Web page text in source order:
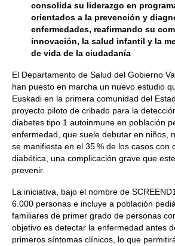
consolida su liderazgo en
orientados a la prevención y
enfermedades, reafirmando su
innovación, la salud infantil y la
de vida de la ciudadanía
El Departamento de Salud del Gobierno
han puesto en marcha un nuevo estudio
Euskadi en la primera comunidad del
proyecto piloto de cribado para la
diabetes tipo 1 autoinmune en población
enfermedad, que suele debutar en niños,
se manifiesta en el 35 % de los casos con
diabética, una complicación grave que
prevenir.
La iniciativa, bajo el nombre de
6.000 personas e incluye a población
familiares de primer grado de personas
objetivo es detectar la enfermedad antes
primeros síntomas clínicos, lo que